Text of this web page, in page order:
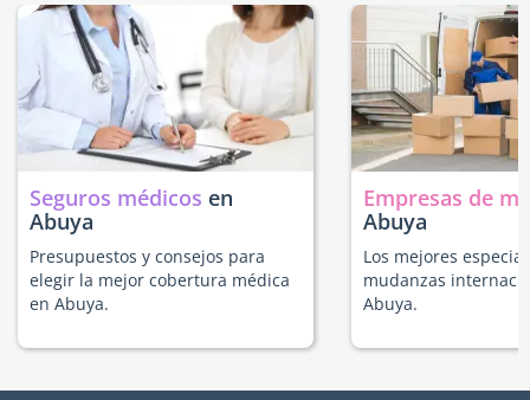
Seguros médicos en
Abuya
Presupuestos y consejos para
elegir la mejor cobertura médica
en Abuya.
Empresas de
Abuya
Los mejores
mudanzas
Abuya.